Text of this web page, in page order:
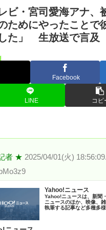
ビ・宮司愛海アナ、
ためにやったことで
た」 生放送で言及
Facebook
LINE コピ
者 ★ 2025/04/01(火)
Yahoo!ニュース
Yahoo!ニュースは、新聞
ニュースのほか、映像、
執筆する記事など多種多